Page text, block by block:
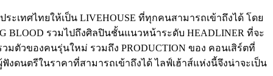
เทศไทยให้เป็น LIVEHOUSE ที่ทุกคนสามารถเข้าถึงได้ โดย
รวมไปถึงศิลปินชั้นแนวหน้าระดับ HEADLINER ที่จะ
ตัวของคนรุ่นใหม่ รวมถึง PRODUCTION ของ คอนเสิร์ตที่
นตรีในราคาที่สามารถเข้าถึงได้ ไลฟ์เฮ้าส์แห่งนี้จึงน่าจะเป็น